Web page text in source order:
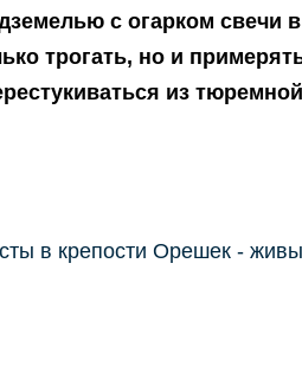
с огарком свечи
трогать, но и
из